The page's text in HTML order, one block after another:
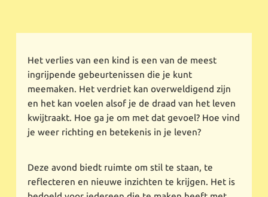
Het verlies van een kind is een van de meest
ingrijpende gebeurtenissen die je kunt
meemaken. Het verdriet kan overweldigend zijn
en het kan voelen alsof je de draad van het leven
kwijtraakt. Hoe ga je om met dat gevoel? Hoe vind
je weer richting en betekenis in je leven?
Deze avond biedt ruimte om stil te staan, te
reflecteren en nieuwe inzichten te krijgen. Het is